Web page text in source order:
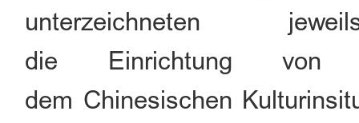
unterzeichneten
die Einrichtung von
dem Chinesischen